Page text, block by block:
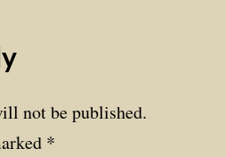
not be published.
*